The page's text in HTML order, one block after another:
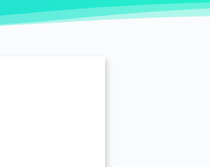
Croix 91150
91220
91310